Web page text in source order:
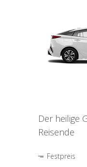
Der heilige
Reisende
Festpreis